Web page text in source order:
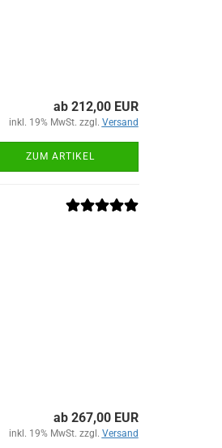
ab 212,00 EUR
inkl. 19% MwSt. zzgl. Versand
ZUM ARTIKEL
ab 267,00 EUR
inkl. 19% MwSt. zzgl. Versand